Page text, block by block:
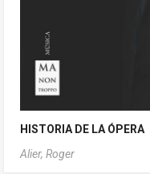
HISTORIA DE LA ÓPERA
Alier, Roger